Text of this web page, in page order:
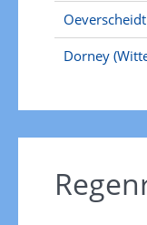
Dorney